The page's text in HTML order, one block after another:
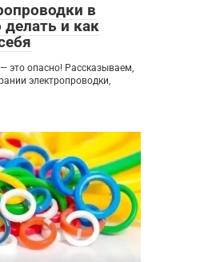
в
делать и как
это опасно! Рассказываем,
электропроводки,